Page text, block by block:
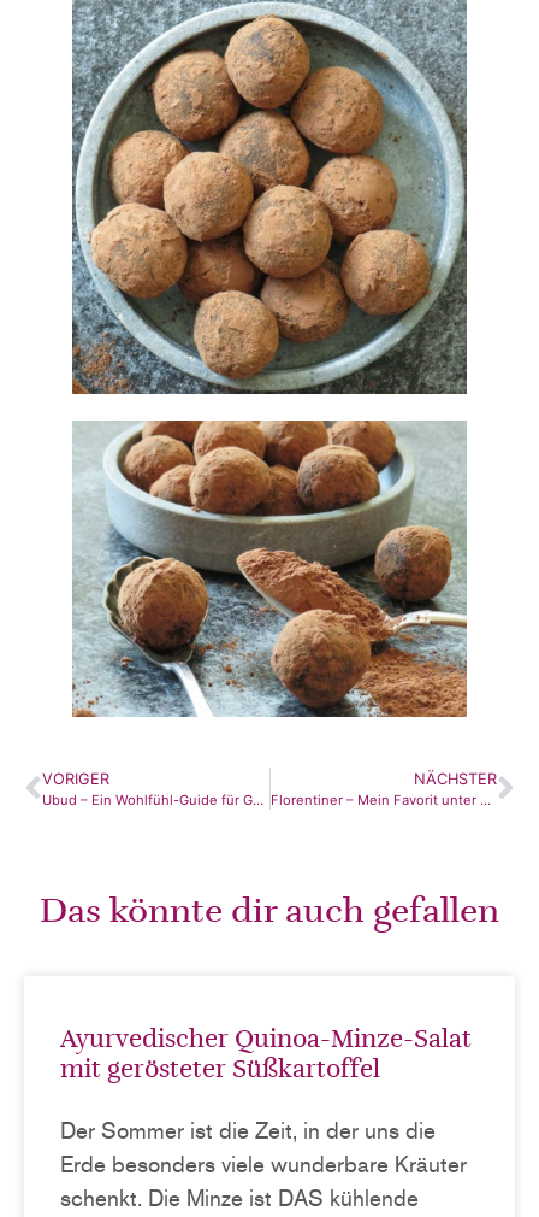
VORIGER
Ubud – Ein Wohlfühl-Guide für Genießer
NÄCHSTER
Florentiner – Mein Favorit unter den Weihnachtskeksen
Das könnte dir auch gefallen
Ayurvedischer Quinoa-Minze-Salat
mit gerösteter Süßkartoffel
Der Sommer ist die Zeit, in der uns die
Erde besonders viele wunderbare Kräuter
schenkt. Die Minze ist DAS kühlende